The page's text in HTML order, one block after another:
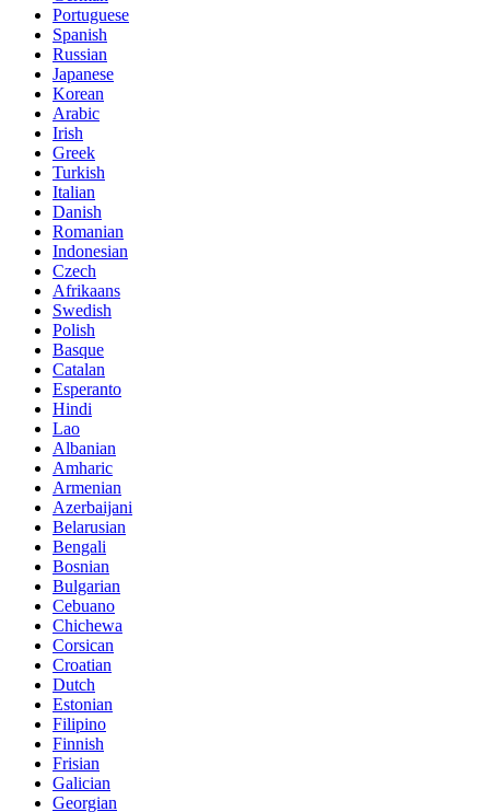
Portuguese
Spanish
Russian
Japanese
Korean
Arabic
Irish
Greek
Turkish
Italian
Danish
Romanian
Indonesian
Czech
Afrikaans
Swedish
Polish
Basque
Catalan
Esperanto
Hindi
Lao
Albanian
Amharic
Armenian
Azerbaijani
Belarusian
Bengali
Bosnian
Bulgarian
Cebuano
Chichewa
Corsican
Croatian
Dutch
Estonian
Filipino
Finnish
Frisian
Galician
Georgian